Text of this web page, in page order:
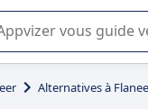
dans l'utilisation ou
Alternatives à